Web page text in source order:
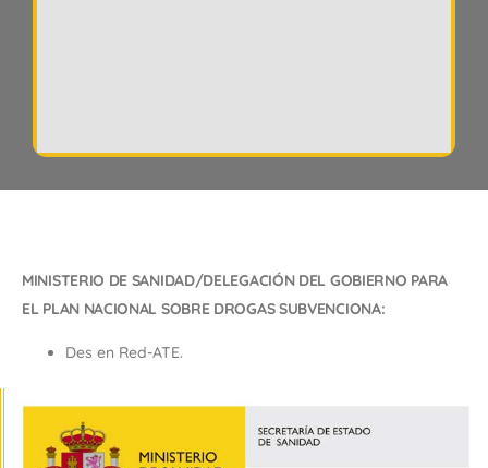
MINISTERIO DE SANIDAD/DELEGACIÓN DEL GOBIERNO PARA
EL PLAN NACIONAL SOBRE DROGAS SUBVENCIONA:
Des en Red-ATE.